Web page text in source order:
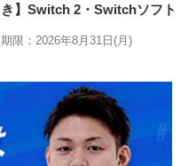
き】Switch 2・Switchソフト
期限：2026年8月31日(月)